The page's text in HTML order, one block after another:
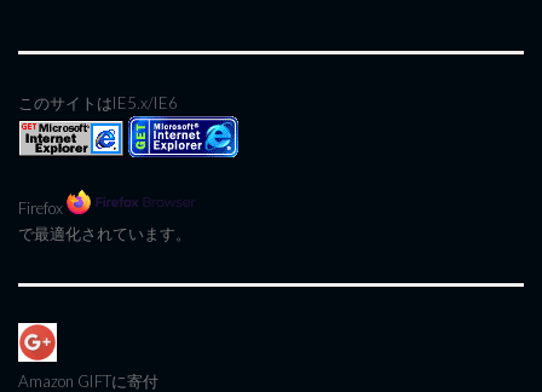
このサイトはIE5.x/IE6
Firefox
で最適化されています。
Amazon GIFTに寄付